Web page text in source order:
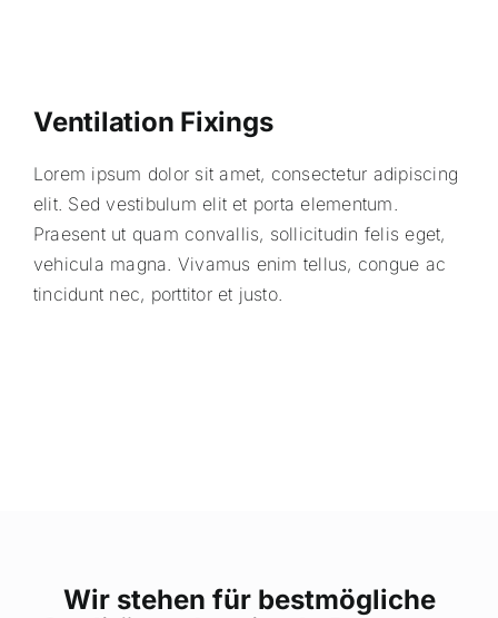
Ventilation Fixings
Lorem ipsum dolor sit amet, consectetur adipiscing
elit. Sed vestibulum elit et porta elementum.
Praesent ut quam convallis, sollicitudin felis eget,
vehicula magna. Vivamus enim tellus, congue ac
tincidunt nec, porttitor et justo.
Wir stehen für bestmögliche